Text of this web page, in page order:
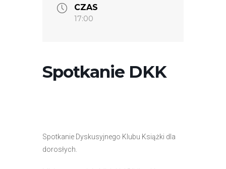
CZAS
17:00
Spotkanie DKK
Spotkanie Dyskusyjnego Klubu Książki dla
dorosłych.